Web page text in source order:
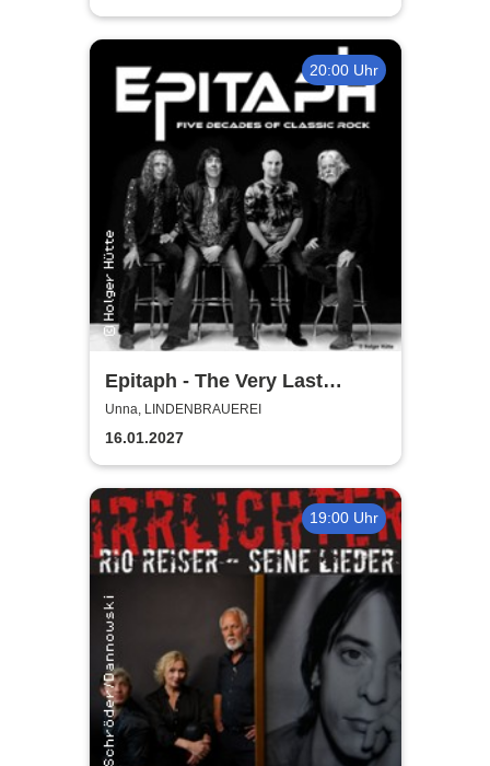
20:00 Uhr
Epitaph - The Very Last
Concert
Unna, LINDENBRAUEREI
16.01.2027
19:00 Uhr